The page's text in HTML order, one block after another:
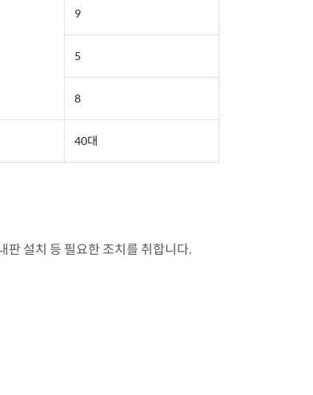
9
5
8
40대
판 설치 등 필요한 조치를 취합니다.